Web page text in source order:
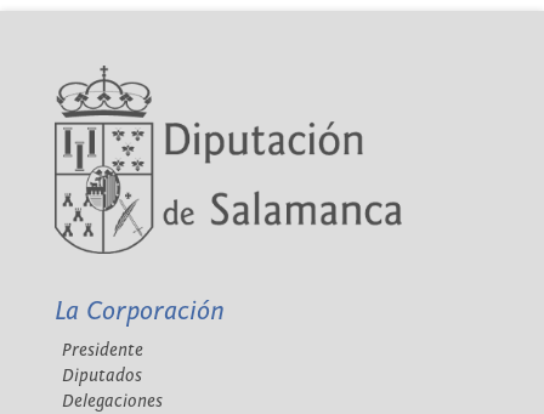
La Corporación
Presidente
Diputados
Delegaciones